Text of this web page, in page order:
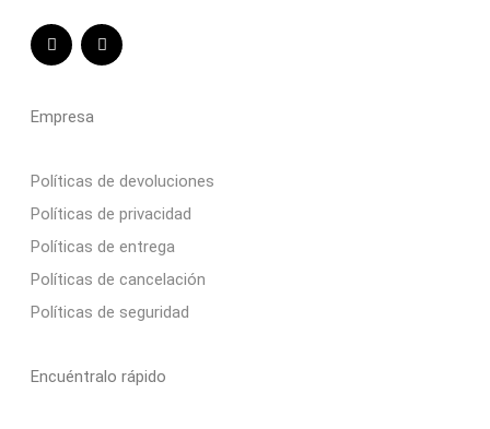
Empresa
Políticas de devoluciones
Políticas de privacidad
Políticas de entrega
Políticas de cancelación
Políticas de seguridad
Encuéntralo rápido